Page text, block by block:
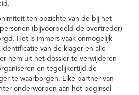
ten opzichte van de bij het
(bijvoorbeeld de overtreder)
Het is immers vaak onmogelijk
van de klager en alle
hem uit het dossier te verwijderen
en tegelijkertijd de
te waarborgen. Elke partner van
onderworpen aan het beginsel